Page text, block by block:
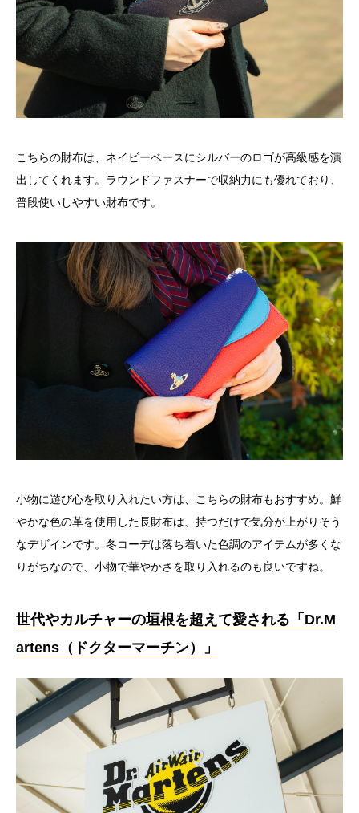
こちらの財布は、ネイビーベースにシルバーのロゴが高級感を演
出してくれます。ラウンドファスナーで収納力にも優れており、
普段使いしやすい財布です。
小物に遊び心を取り入れたい方は、こちらの財布もおすすめ。鮮
やかな色の革を使用した長財布は、持つだけで気分が上がりそう
なデザインです。冬コーデは落ち着いた色調のアイテムが多くな
りがちなので、小物で華やかさを取り入れるのも良いですね。
世代やカルチャーの垣根を超えて愛される「Dr.M
artens（ドクターマーチン）」